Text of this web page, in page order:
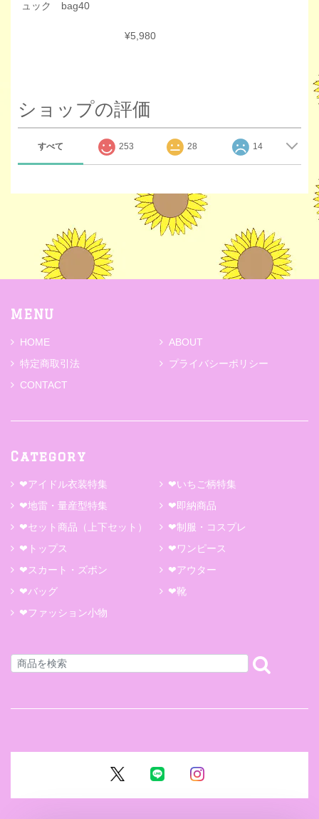
ュック bag40
¥5,980
ショップの評価
すべて 253 28 14
MENU
HOME
ABOUT
特定商取引法
プライバシーポリシー
CONTACT
Category
❤アイドル衣装特集
❤いちご柄特集
❤地雷・量産型特集
❤即納商品
❤セット商品（上下セット）
❤制服・コスプレ
❤トップス
❤ワンピース
❤スカート・ズボン
❤アウター
❤バッグ
❤靴
❤ファッション小物